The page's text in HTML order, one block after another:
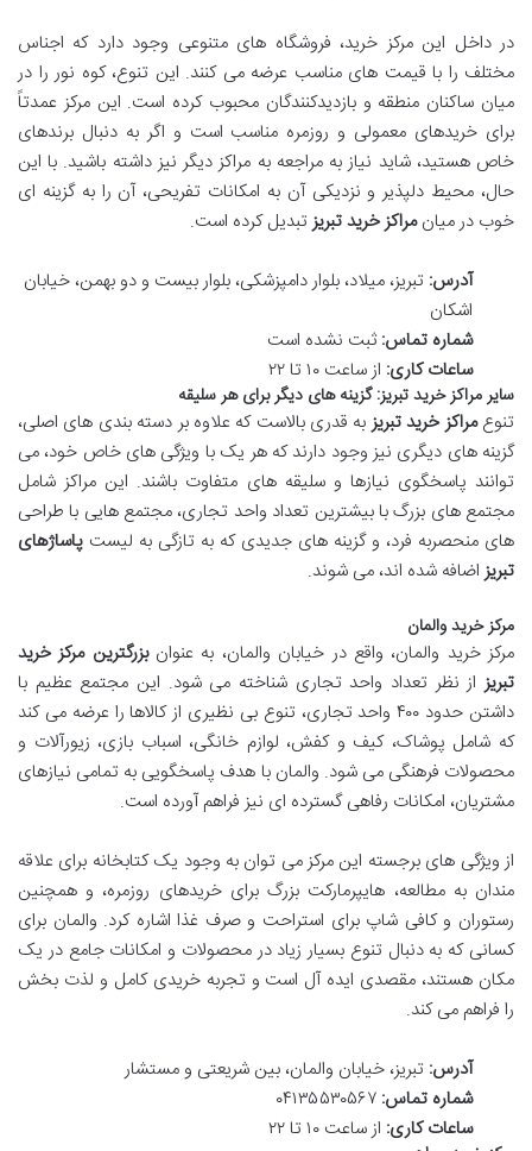
در داخل این مرکز خرید، فروشگاه های متنوعی وجود دارد که اجناس
مختلف را با قیمت های مناسب عرضه می کنند. این تنوع، کوه نور را در
میان ساکنان منطقه و بازدیدکنندگان محبوب کرده است. این مرکز عمدتاً
برای خریدهای معمولی و روزمره مناسب است و اگر به دنبال برندهای
خاص هستید، شاید نیاز به مراجعه به مراکز دیگر نیز داشته باشید. با این
حال، محیط دلپذیر و نزدیکی آن به امکانات تفریحی، آن را به گزینه ای
خوب در میانمراکز خرید تبریزتبدیل کرده است.
آدرس: تبریز، میلاد، بلوار دامپزشکی، بلوار بیست و دو بهمن، خیابان
اشکان
شماره تماس:ثبت نشده است
ساعات کاری: از ساعت ۱۰ تا ۲۲
سایر مراکز خرید تبریز: گزینه های دیگر برای هر سلیقه
تنوعمراکز خرید تبریزبه قدری بالاست که علاوه بر دسته بندی های اصلی،
گزینه های دیگری نیز وجود دارند که هر یک با ویژگی های خاص خود، می
توانند پاسخگوی نیازها و سلیقه های متفاوت باشند. این مراکز شامل
مجتمع های بزرگ با بیشترین تعداد واحد تجاری، مجتمع هایی با طراحی
های منحصربه فرد، و گزینه های جدیدی که به تازگی به لیست پاساژهای
تبریزاضافه شده اند، می شوند.
مرکز خرید والمان
مرکز خرید والمان، واقع در خیابان والمان، به عنوانبزرگترین مرکز خرید
تبریزاز نظر تعداد واحد تجاری شناخته می شود. این مجتمع عظیم با
داشتن حدود ۴۰۰ واحد تجاری، تنوع بی نظیری از کالاها را عرضه می کند
که شامل پوشاک، کیف و کفش، لوازم خانگی، اسباب بازی، زیورآلات و
محصولات فرهنگی می شود. والمان با هدف پاسخگویی به تمامی نیازهای
مشتریان، امکانات رفاهی گسترده ای نیز فراهم آورده است.
از ویژگی های برجسته این مرکز می توان به وجود یک کتابخانه برای علاقه
مندان به مطالعه، هایپرمارکت بزرگ برای خریدهای روزمره، و همچنین
رستوران و کافی شاپ برای استراحت و صرف غذا اشاره کرد. والمان برای
کسانی که به دنبال تنوع بسیار زیاد در محصولات و امکانات جامع در یک
مکان هستند، مقصدی ایده آل است و تجربه خریدی کامل و لذت بخش
را فراهم می کند.
آدرس: تبریز، خیابان والمان، بین شریعتی و مستشار
شماره تماس:
ساعات کاری: از ساعت ۱۰ تا ۲۲